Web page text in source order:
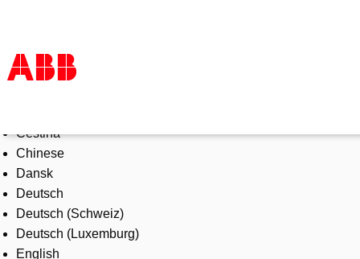
Products & Solutions
Industries
Services
About us
Where to buy
Contact us
Careers
Čeština
Chinese
Dansk
Deutsch
Deutsch (Schweiz)
Deutsch (Luxemburg)
English